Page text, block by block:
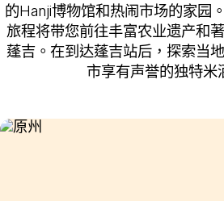
的Hanji博物馆和热闹市场的家园
旅程将带您前往丰富农业遗产和
蓬吉。在到达蓬吉站后，探索当
市享有声誉的独特米